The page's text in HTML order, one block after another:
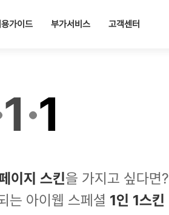
가이드 부가서비스 고객센터
1·1
이지 스킨을 가지고 싶다면?
는 아이웹 스페셜 1인 1스킨